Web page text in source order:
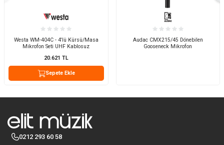
Westa WM-404C - 4'lü Kürsü/Masa
Mikrofon Seti UHF Kablosuz
20.621 TL
Sepete Ekle
Audac CMX215/45 Dönebilen
Gooseneck Mikrofon
0212 293 60 58